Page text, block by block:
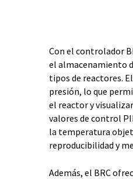
Con el controlador
el almacenamiento
tipos de reactores.
presión, lo que
el reactor y
valores de control
la temperatura
reproducibilidad y
Además, el BRC